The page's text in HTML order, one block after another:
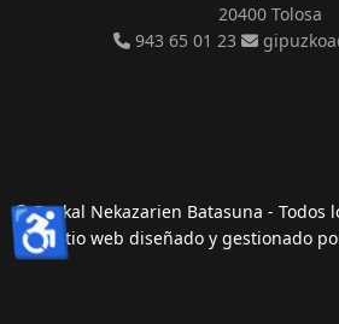
20400 Tolosa
943 65 01 23
© Euskal Nekazarien Batasuna - Todos
sitio web diseñado y gestionado